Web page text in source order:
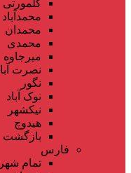
گلمورتی
محمدآباد
محمدان
محمدی
میرجاوه
نصرت
نگور
نوک آباد
نیکشهر
هیدوچ
بازگشت
فارس
تمام